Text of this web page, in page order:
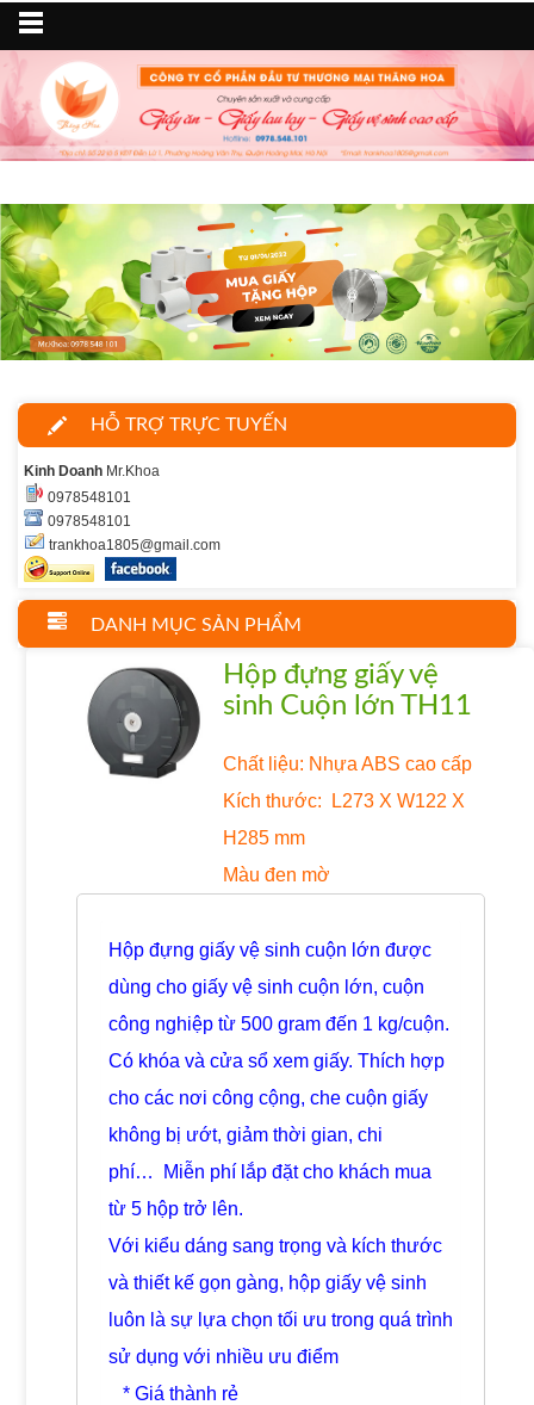
HỖ TRỢ TRỰC TUYẾN
Kinh Doanh Mr.Khoa
0978548101
0978548101
trankhoa1805@gmail.com
DANH MỤC SẢN PHẨM
Hộp đựng giấy vệ
sinh Cuộn lớn TH11
Chất liệu: Nhựa ABS cao cấp
Kích thước: L273 X W122 X
H285 mm
Màu đen mờ
Hộp đựng giấy vệ sinh cuộn lớn được
dùng cho giấy vệ sinh cuộn lớn, cuộn
công nghiệp từ 500 gram đến 1 kg/cuộn.
Có khóa và cửa sổ xem giấy. Thích hợp
cho các nơi công cộng, che cuộn giấy
không bị ướt, giảm thời gian, chi
phí… Miễn phí lắp đặt cho khách mua
từ 5 hộp trở lên.
Với kiểu dáng sang trọng và kích thước
và thiết kế gọn gàng, hộp giấy vệ sinh
luôn là sự lựa chọn tối ưu trong quá trình
sử dụng với nhiều ưu điểm
* Giá thành rẻ